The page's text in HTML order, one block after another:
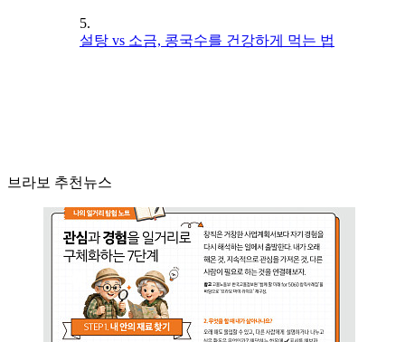
5.
설탕 vs 소금, 콩국수를 건강하게 먹는 법
브라보 추천뉴스